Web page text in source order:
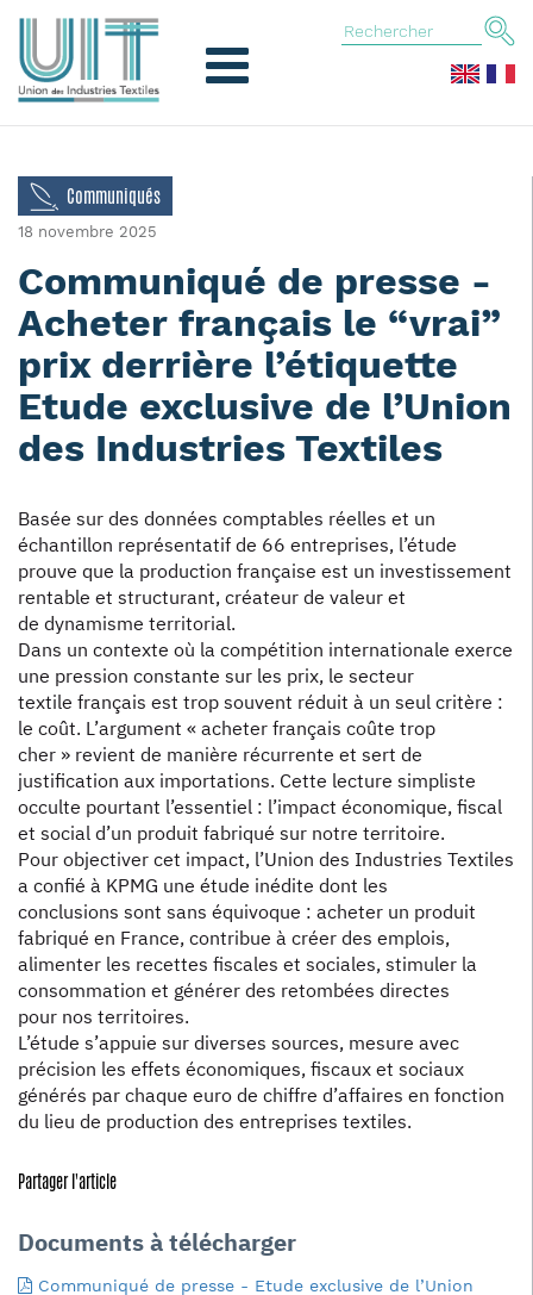
Communiqués
18 novembre 2025
Communiqué de presse -
Acheter français le “vrai”
prix derrière l’étiquette
Etude exclusive de l’Union
des Industries Textiles
Basée sur des données comptables réelles et un
échantillon représentatif de 66 entreprises, l’étude
prouve que la production française est un investissement
rentable et structurant, créateur de valeur et
de dynamisme territorial.
Dans un contexte où la compétition internationale exerce
une pression constante sur les prix, le secteur
textile français est trop souvent réduit à un seul critère :
le coût. L’argument « acheter français coûte trop
cher » revient de manière récurrente et sert de
justification aux importations. Cette lecture simpliste
occulte pourtant l’essentiel : l’impact économique, fiscal
et social d’un produit fabriqué sur notre territoire.
Pour objectiver cet impact, l’Union des Industries Textiles
a confié à KPMG une étude inédite dont les
conclusions sont sans équivoque : acheter un produit
fabriqué en France, contribue à créer des emplois,
alimenter les recettes fiscales et sociales, stimuler la
consommation et générer des retombées directes
pour nos territoires.
L’étude s’appuie sur diverses sources, mesure avec
précision les effets économiques, fiscaux et sociaux
générés par chaque euro de chiffre d’affaires en fonction
du lieu de production des entreprises textiles.
Partager l'article
Documents à télécharger
Communiqué de presse - Etude exclusive de l’Union